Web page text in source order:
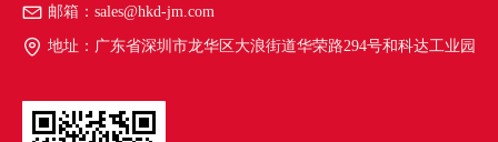
邮箱： sales@hkd-jm.com
地址： 广东省深圳市龙华区大浪街道华荣路294号和科达工业园